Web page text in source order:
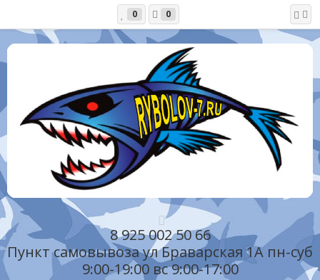
0 0
8 925 002 50 66
Пункт самовывоза ул Браварская 1А пн-суб
9:00-19:00 вс 9:00-17:00